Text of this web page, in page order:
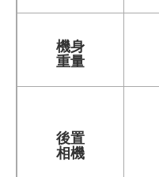
機身
重量
後置
相機